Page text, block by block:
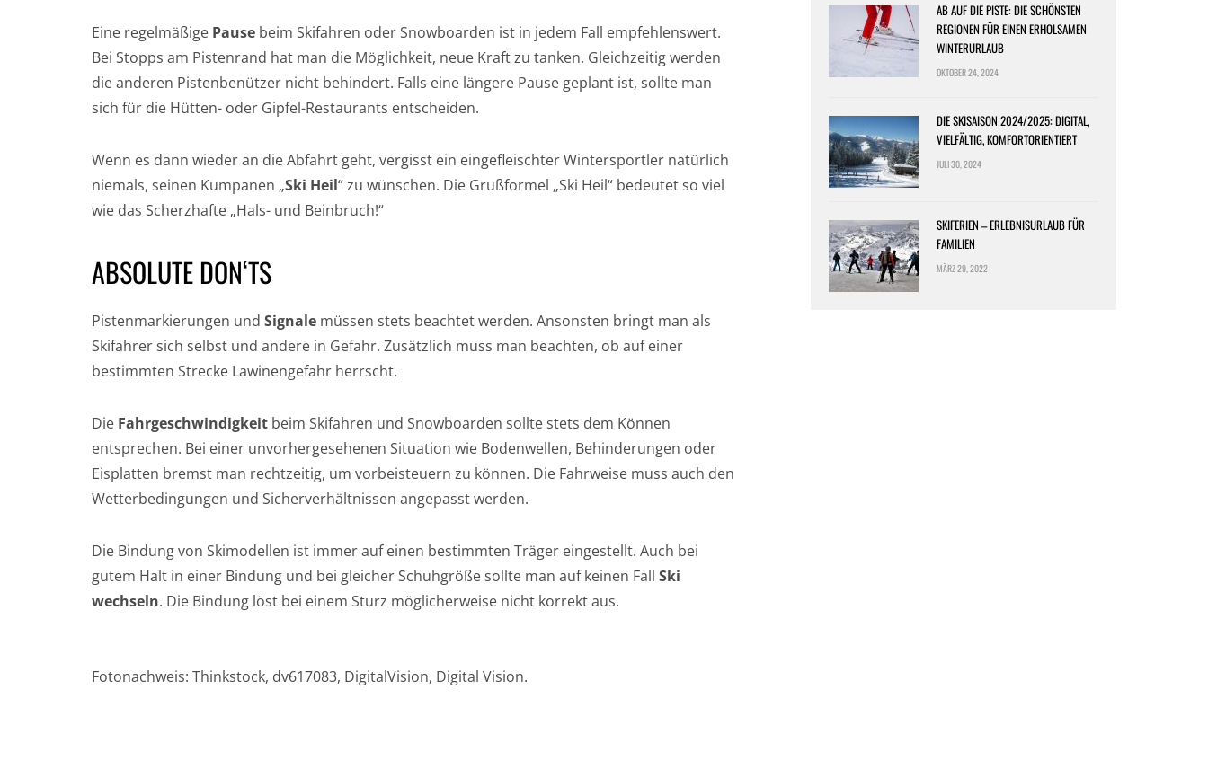
Eine regelmäßige Pause beim Skifahren oder Snowboarden ist in jedem Fall empfehlenswert.
Bei Stopps am Pistenrand hat man die Möglichkeit, neue Kraft zu tanken. Gleichzeitig werden
die anderen Pistenbenützer nicht behindert. Falls eine längere Pause geplant ist, sollte man
sich für die Hütten- oder Gipfel-Restaurants entscheiden.
Wenn es dann wieder an die Abfahrt geht, vergisst ein eingefleischter Wintersportler natürlich
niemals, seinen Kumpanen „Ski Heil“ zu wünschen. Die Grußformel „Ski Heil“ bedeutet so viel
wie das Scherzhafte „Hals- und Beinbruch!“
ABSOLUTE DON‘TS
Pistenmarkierungen und Signale müssen stets beachtet werden. Ansonsten bringt man als
Skifahrer sich selbst und andere in Gefahr. Zusätzlich muss man beachten, ob auf einer
bestimmten Strecke Lawinengefahr herrscht.
Die Fahrgeschwindigkeit beim Skifahren und Snowboarden sollte stets dem Können
entsprechen. Bei einer unvorhergesehenen Situation wie Bodenwellen, Behinderungen oder
Eisplatten bremst man rechtzeitig, um vorbeisteuern zu können. Die Fahrweise muss auch den
Wetterbedingungen und Sicherverhältnissen angepasst werden.
Die Bindung von Skimodellen ist immer auf einen bestimmten Träger eingestellt. Auch bei
gutem Halt in einer Bindung und bei gleicher Schuhgröße sollte man auf keinen Fall Ski
wechseln. Die Bindung löst bei einem Sturz möglicherweise nicht korrekt aus.
Fotonachweis: Thinkstock, dv617083, DigitalVision, Digital Vision.
AB AUF DIE PISTE: DIE SCHÖNSTEN
REGIONEN FÜR EINEN ERHOLSAMEN
WINTERURLAUB
OKTOBER 24, 2024
DIE SKISAISON 2024/2025: DIGITAL,
VIELFÄLTIG, KOMFORTORIENTIERT
JULI 30, 2024
SKIFERIEN – ERLEBNISURLAUB FÜR
FAMILIEN
MÄRZ 29, 2022